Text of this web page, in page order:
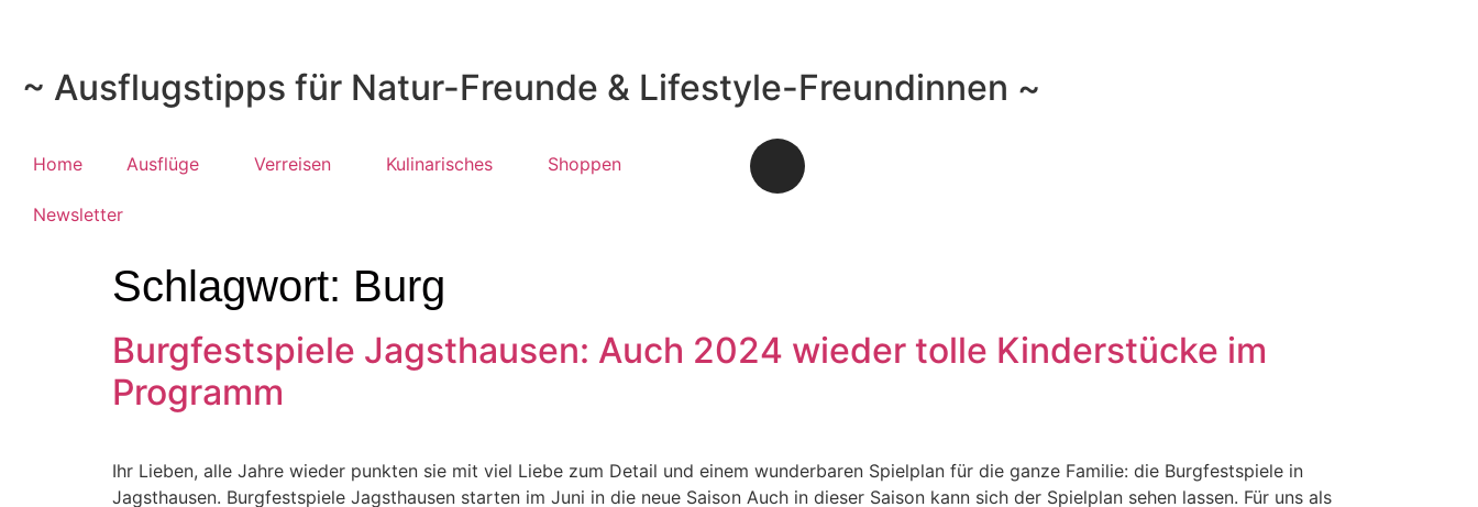
~ Ausflugstipps für Natur-Freunde & Lifestyle-Freundinnen ~
Home Ausflüge Verreisen Kulinarisches Shoppen
Newsletter
Schlagwort: Burg
Burgfestspiele Jagsthausen: Auch 2024 wieder tolle Kinderstücke im
Programm
Ihr Lieben, alle Jahre wieder punkten sie mit viel Liebe zum Detail und einem wunderbaren Spielplan für die ganze Familie: die Burgfestspiele in
Jagsthausen. Burgfestspiele Jagsthausen starten im Juni in die neue Saison Auch in dieser Saison kann sich der Spielplan sehen lassen. Für uns als